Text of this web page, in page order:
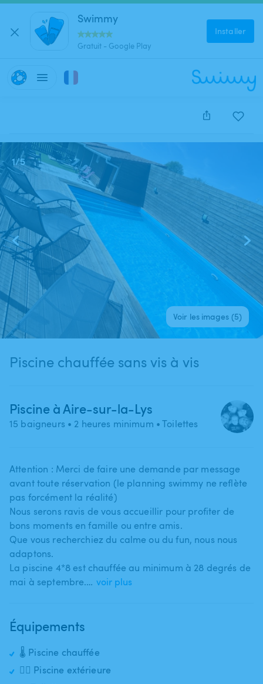
Swimmy
Gratuit - Google Play
Installer
Cette annonce est close et ne peut être réservée.
1/5
Voir les images (5)
Piscine chauffée sans vis à vis
Piscine à Aire-sur-la-Lys
15 baigneurs • 2 heures minimum • Toilettes
Attention : Merci de faire une demande par message
avant toute réservation (le planning swimmy ne reflète
pas forcément la réalité)
Nous serons ravis de vous accueillir pour profiter de
bons moments en famille ou entre amis.
Que vous recherchiez du calme ou du fun​,​ nous nous
adaptons.
La piscine 4*8 est chauffée au minimum à 28 degrés de
mai à septembre.… voir plus
Équipements
🌡️ Piscine chauffée
🏊‍♂️ Piscine extérieure